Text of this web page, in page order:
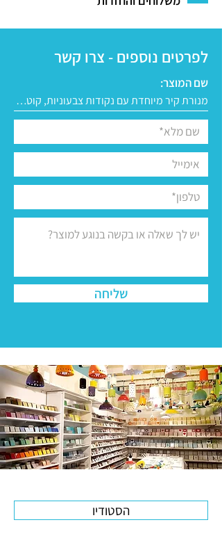
לפרטים נוספים - צרו קשר
שם המוצר:
שליחה
הסטודיו